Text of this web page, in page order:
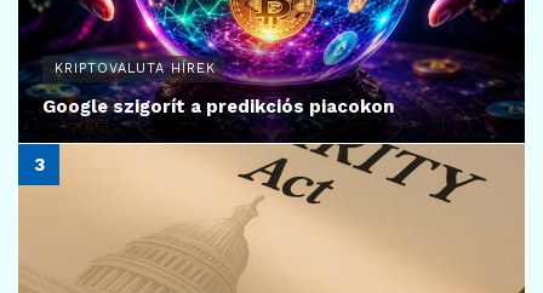
KRIPTOVALUTA HÍREK
Google szigorít a predikciós piacokon